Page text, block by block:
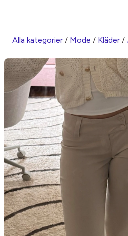
Alla kategorier / Mode / Kläder /